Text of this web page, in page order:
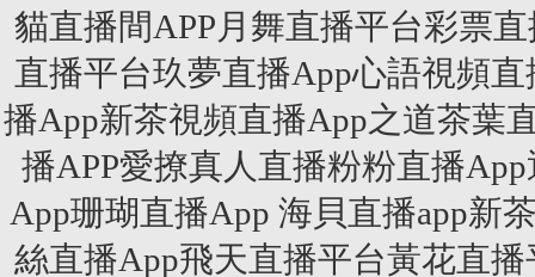
貓直播間APP月舞直播平台彩票
直播平台玖夢直播App心語視頻
播App新茶視頻直播App之道茶葉
播APP愛撩真人直播粉粉直播
App珊瑚直播App 海貝直播app新
絲直播App飛天直播平台黃花直